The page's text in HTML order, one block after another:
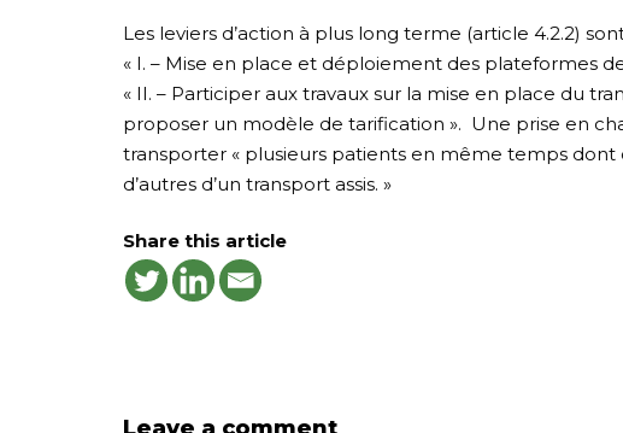
Les leviers d’action à plus long terme (article 4.2.2)
« I. – Mise en place et déploiement des plateformes
« II. – Participer aux travaux sur la mise en place du
proposer un modèle de tarification ». Une prise en
transporter « plusieurs patients en même temps
d’autres d’un transport assis. »
Share this article